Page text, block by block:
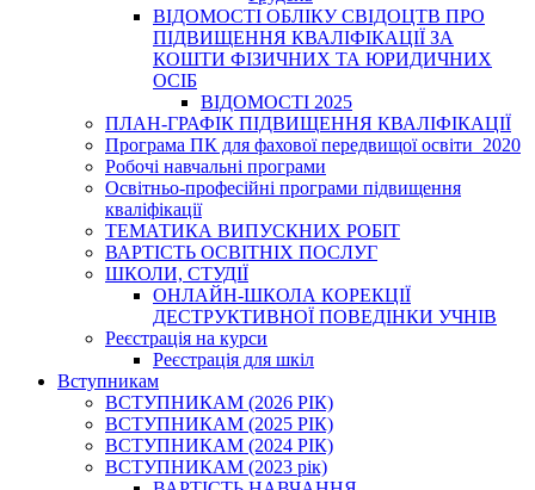
ВІДОМОСТІ ОБЛІКУ СВІДОЦТВ ПРО
ПІДВИЩЕННЯ КВАЛІФІКАЦІЇ ЗА
КОШТИ ФІЗИЧНИХ ТА ЮРИДИЧНИХ
ОСІБ
ВІДОМОСТІ 2025
ПЛАН-ГРАФІК ПІДВИЩЕННЯ КВАЛІФІКАЦІЇ
Програма ПК для фахової передвищої освіти_2020
Робочі навчальні програми
Освітньо-професійні програми підвищення
кваліфікації
ТЕМАТИКА ВИПУСКНИХ РОБІТ
ВАРТІСТЬ ОСВІТНІХ ПОСЛУГ
ШКОЛИ, СТУДІЇ
ОНЛАЙН-ШКОЛА КОРЕКЦІЇ
ДЕСТРУКТИВНОЇ ПОВЕДІНКИ УЧНІВ
Реєстрація на курси
Реєстрація для шкіл
Вступникам
ВСТУПНИКАМ (2026 РІК)
ВСТУПНИКАМ (2025 РІК)
ВСТУПНИКАМ (2024 РІК)
ВСТУПНИКАМ (2023 рік)